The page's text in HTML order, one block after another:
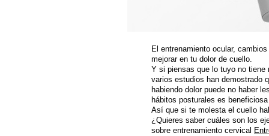
El entrenamiento ocular,
mejorar en tu dolor de cuello.
Y si piensas que lo tuyo no
varios estudios han demostrado
habiendo dolor puede no haber
hábitos posturales es
Así que si te molesta el cuello
¿Quieres saber cuáles son los
sobre entrenamiento cervical